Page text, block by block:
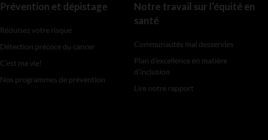
Prévention et dépistage
Réduisez votre risque
Détection précoce du cancer
C’est ma vie!
Nos programmes de prévention
Notre travail sur l’équité en
santé
Communautés mal desservies
Plan d’excellence en matière
d’inclusion
Lire notre rapport